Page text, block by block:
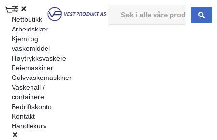
0
Nettbutikk
Arbeidsklær
Kjemi og
vaskemiddel
Høytrykksvaskere
Feiemaskiner
Gulvvaskemaskiner
Vaskehall /
containere
Bedriftskonto
Kontakt
Handlekurv